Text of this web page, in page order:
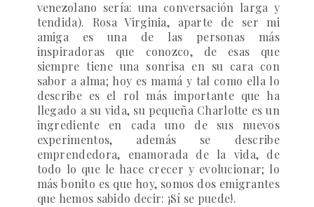
venezolano sería: una conversación larga y
tendida). Rosa Virginia, aparte de ser mi
amiga es una de las personas más
inspiradoras que conozco, de esas que
siempre tiene una sonrisa en su cara con
sabor a alma; hoy es mamá y tal como ella lo
describe es el rol más importante que ha
llegado a su vida, su pequeña Charlotte es un
ingrediente en cada uno de sus nuevos
experimentos, además se describe
emprendedora, enamorada de la vida, de
todo lo que le hace crecer y evolucionar; lo
más bonito es que hoy, somos dos emigrantes
que hemos sabido decir: ¡Sí se puede!.